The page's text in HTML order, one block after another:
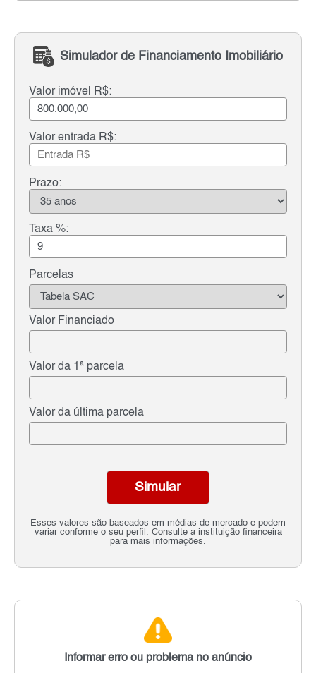
Simulador de Financiamento Imobiliário
Valor imóvel R$:
Valor entrada R$:
Prazo:
Taxa %:
Parcelas
Valor Financiado
Valor da 1ª parcela
Valor da última parcela
Esses valores são baseados em médias de mercado e podem
variar conforme o seu perfil. Consulte a instituição financeira
para mais informações.
Simular
Informar erro ou problema no anúncio